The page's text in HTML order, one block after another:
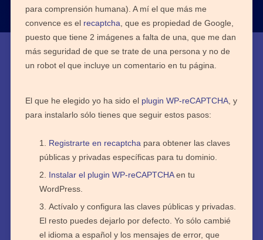
para comprensión humana). A mí el que más me
convence es el recaptcha , que es propiedad de Google,
puesto que tiene 2 imágenes a falta de una, que me dan
más seguridad de que se trate de una persona y no de
un robot el que incluye un comentario en tu página.
El que he elegido yo ha sido el plugin WP-reCAPTCHA, y
para instalarlo sólo tienes que seguir estos pasos:
Registrarte en recaptcha para obtener las claves
públicas y privadas específicas para tu dominio.
Instalar el plugin WP-reCAPTCHAen tu
WordPress.
Actívalo y configura las claves públicas y privadas.
El resto puedes dejarlo por defecto. Yo sólo cambié
el idioma a español y los mensajes de error, que